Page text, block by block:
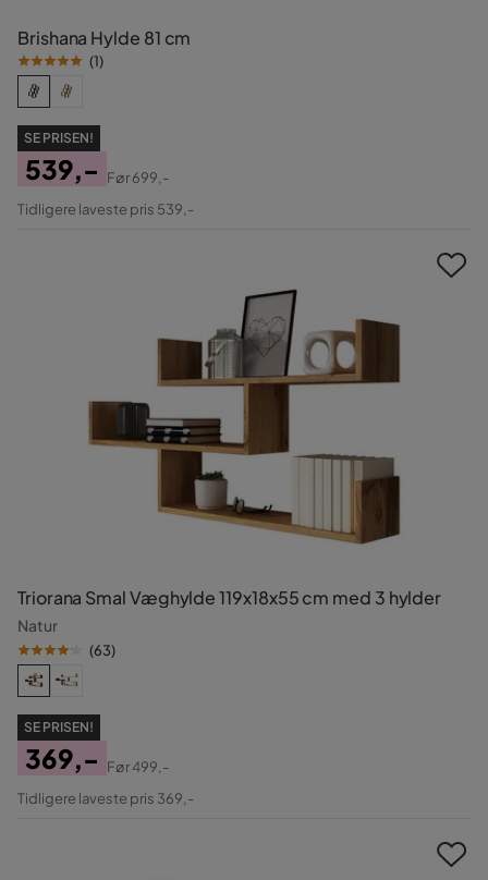
Brishana Hylde 81 cm
(1)
SE PRISEN!
Pris
539,-
Original
Før699,-
Tidligere laveste pris 539,-
Triorana Smal Væghylde 119x18x55 cm med 3 hylder
Natur
(63)
SE PRISEN!
Pris
369,-
Original
Før499,-
Tidligere laveste pris 369,-